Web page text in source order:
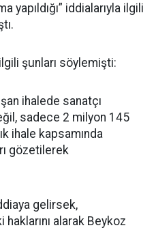
iddialarıyla ilgili
şunları söylemişti:
ihalede sanatçı
sadece 2 milyon 145
ihale kapsamında
gözetilerek
gelirsek,
haklarını alarak Beykoz